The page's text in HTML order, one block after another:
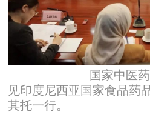
国家中医药管理
见印度尼西亚国家食品药
其托一行。